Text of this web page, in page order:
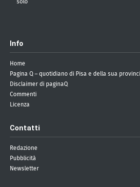
solo
Info
Home
Pagina Q – quotidiano di Pisa e della sua
Disclaimer di paginaQ
Commenti
Licenza
Contatti
Redazione
Pubblicità
Newsletter